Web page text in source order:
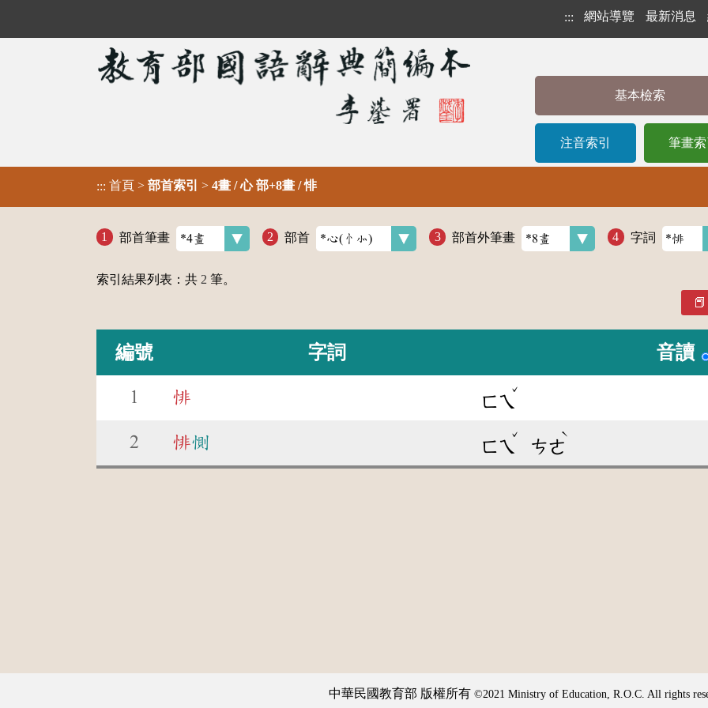
::: 網站導覽 最新消息
基本檢索
注音索引 筆畫索
::: 首頁 > 部首索引 > 4畫 / 心 部+8畫 / 悱
部首筆畫 部首 部首外筆畫 字詞
索引結果列表：共 2 筆。
編號 字詞 音讀
1 悱 ㄈㄟ
ˇ
2 悱惻 ㄈㄟ
ˇ
ㄘㄜ
ˋ
中華民國教育部 版權所有 ©2021 Ministry of Education, R.O.C. All rights